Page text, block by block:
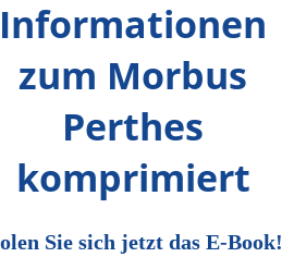
Informationen
zum Morbus
Perthes
komprimiert
Sie sich jetzt das E-Book!